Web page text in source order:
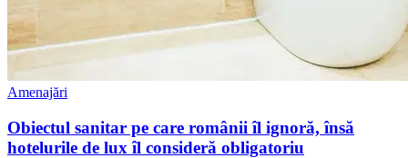
Amenajări
Obiectul sanitar pe care românii îl ignoră, însă
hotelurile de lux îl consideră obligatoriu